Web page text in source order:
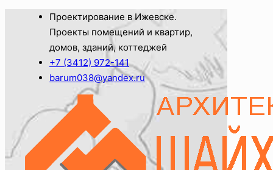
Проектирование в Ижевске.
Проекты помещений и квартир,
домов, зданий, коттеджей
+7 (3412) 972-141
barum038@yandex.ru